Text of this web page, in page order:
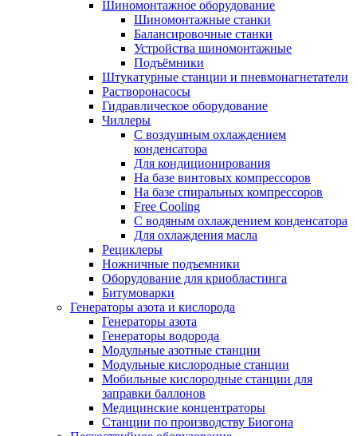
Шиномонтажное оборудование
Шиномонтажные станки
Балансировочные станки
Устройства шиномонтажные
Подъёмники
Штукатурные станции и пневмонагнетатели
Растворонасосы
Гидравлическое оборудование
Чиллеры
С воздушным охлаждением
конденсатора
Для кондиционирования
На базе винтовых компрессоров
На базе спиральных компрессоров
Free Cooling
С водяным охлаждением конденсатора
Для охлаждения масла
Рециклеры
Ножничные подъемники
Оборудование для криобластинга
Битумоварки
Генераторы азота и кислорода
Генераторы азота
Генераторы водорода
Модульные азотные станции
Модульные кислородные станции
Мобильные кислородные станции для
заправки баллонов
Медицинские концентраторы
Станции по производству Биогона